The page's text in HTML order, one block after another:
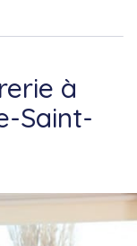
à
Saint-